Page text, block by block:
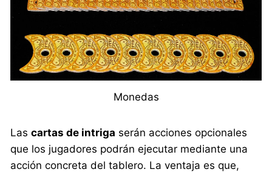
Monedas
Lascartas de intriga serán acciones opcionales
que los jugadores podrán ejecutar mediante una
acción concreta del tablero. La ventaja es que,